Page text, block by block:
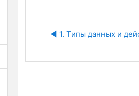
◀︎ 1. Типы данных и